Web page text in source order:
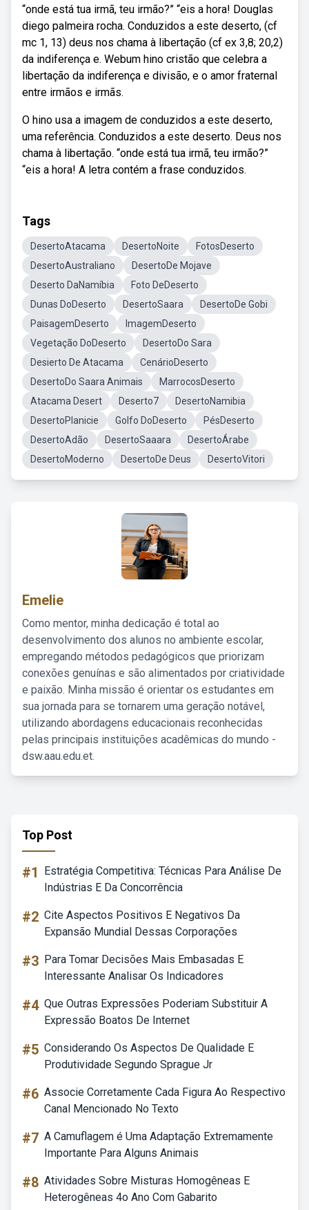
“onde está tua irmã, teu irmão?” “eis a hora! Douglas
diego palmeira rocha. Conduzidos a este deserto, (cf
mc 1, 13) deus nos chama à libertação (cf ex 3,8; 20,2)
da indiferença e. Webum hino cristão que celebra a
libertação da indiferença e divisão, e o amor fraternal
entre irmãos e irmãs.
O hino usa a imagem de conduzidos a este deserto,
uma referência. Conduzidos a este deserto. Deus nos
chama à libertação. “onde está tua irmã, teu irmão?”
“eis a hora! A letra contém a frase conduzidos.
Tags
DesertoAtacama DesertoNoite
FotosDeserto
DesertoAustraliano
DesertoDe Mojave
Deserto DaNamíbia
Foto DeDeserto
Dunas DoDeserto
DesertoSaara
DesertoDe Gobi
PaisagemDeserto
ImagemDeserto
Vegetação DoDeserto
DesertoDo Sara
Desierto De Atacama
CenárioDeserto
DesertoDo Saara Animais
MarrocosDeserto
Atacama Desert
Deserto7
DesertoNamibia
DesertoPlanicie
Golfo DoDeserto
PésDeserto
DesertoAdão
DesertoSaaara
DesertoÁrabe
DesertoModerno
DesertoDe Deus DesertoVitori
Emelie
Como mentor, minha dedicação é total ao
desenvolvimento dos alunos no ambiente escolar,
empregando métodos pedagógicos que priorizam
conexões genuínas e são alimentados por criatividade
e paixão. Minha missão é orientar os estudantes em
sua jornada para se tornarem uma geração notável,
utilizando abordagens educacionais reconhecidas
pelas principais instituições acadêmicas do mundo -
dsw.aau.edu.et.
Top Post
#1
Estratégia Competitiva: Técnicas Para Análise De
Indústrias E Da Concorrência
#2 Cite Aspectos Positivos E Negativos Da
Expansão Mundial Dessas Corporações
#3 Para Tomar Decisões Mais Embasadas E
Interessante Analisar Os Indicadores
#4 Que Outras Expressões Poderiam Substituir A
Expressão Boatos De Internet
#5 Considerando Os Aspectos De Qualidade E
Produtividade Segundo Sprague Jr
#6 Associe Corretamente Cada Figura Ao Respectivo
Canal Mencionado No Texto
#7 A Camuflagem é Uma Adaptação Extremamente
Importante Para Alguns Animais
#8 Atividades Sobre Misturas Homogêneas E
Heterogêneas 4o Ano Com Gabarito